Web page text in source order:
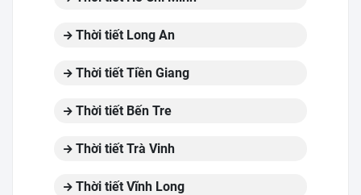
Thời tiết Long An
Thời tiết Tiền Giang
Thời tiết Bến Tre
Thời tiết Trà Vinh
Thời tiết Vĩnh Long